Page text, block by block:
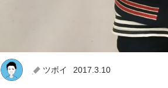
ツボイ 2017.3.10